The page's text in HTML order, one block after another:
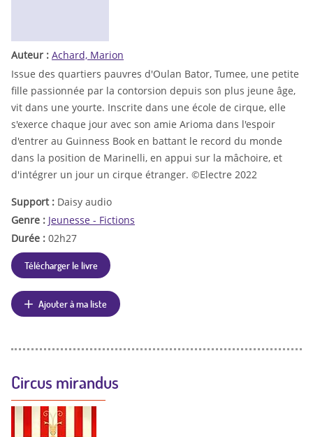
Auteur : Achard, Marion
Issue des quartiers pauvres d'Oulan Bator, Tumee, une petite
fille passionnée par la contorsion depuis son plus jeune âge,
vit dans une yourte. Inscrite dans une école de cirque, elle
s'exerce chaque jour avec son amie Arioma dans l'espoir
d'entrer au Guinness Book en battant le record du monde
dans la position de Marinelli, en appui sur la mâchoire, et
d'intégrer un jour un cirque étranger. ©Electre 2022
Support : Daisy audio
Genre : Jeunesse - Fictions
Durée : 02h27
Télécharger le livre
Ajouter à ma liste
Circus mirandus